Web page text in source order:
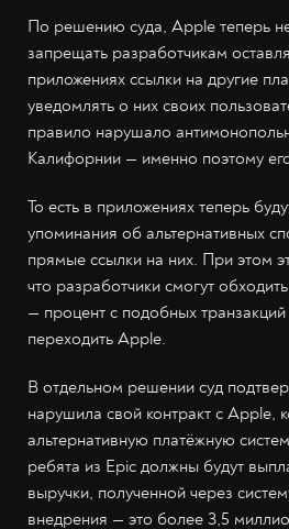
По решению суда, Apple теперь
запрещать разработчикам
приложениях ссылки на другие
уведомлять о них своих
правило нарушало
Калифорнии — именно поэтому
То есть в приложениях теперь
упоминания об альтернативных
прямые ссылки на них. При этом
что разработчики смогут
— процент с подобных
переходить Apple.
В отдельном решении суд
нарушила свой контракт с Apple,
альтернативную платёжную
ребята из Epic должны будут
выручки, полученной через
внедрения — это более 3,5